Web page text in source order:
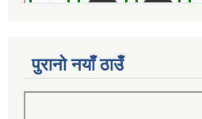
पुरानो नयाँ ठाउँ